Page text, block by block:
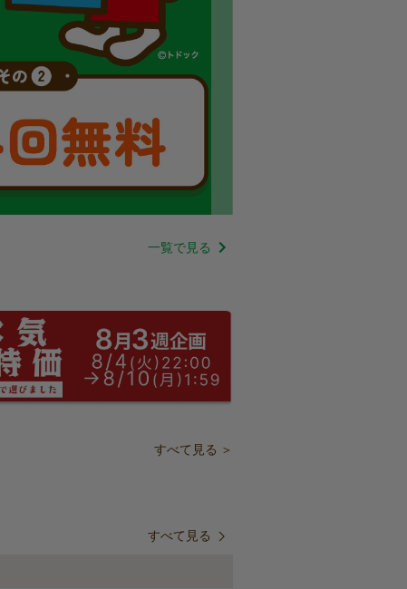
一覧で見る
すべて見る ＞
すべて見る